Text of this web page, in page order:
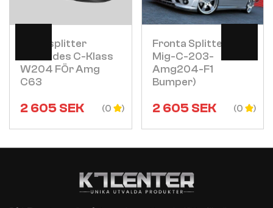
Frontsplitter
Mercedes C-Klass
W204 FÖr Amg
C63
2 605SEK (0
Fronta Splitter (fÖr
Mig-C-203-
Amg204-F1
Bumper)
2 605SEK (0